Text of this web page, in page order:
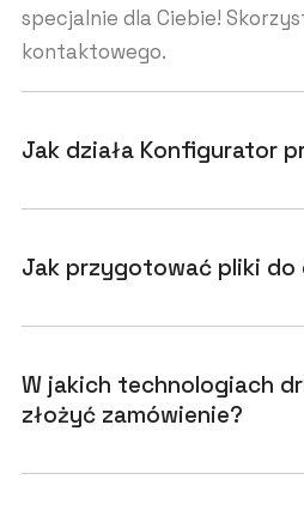
specjalnie dla Ciebie!
kontaktowego.
Jak działa Konfigurator
Jak przygotować pliki do
W jakich technologiach
złożyć zamówienie?